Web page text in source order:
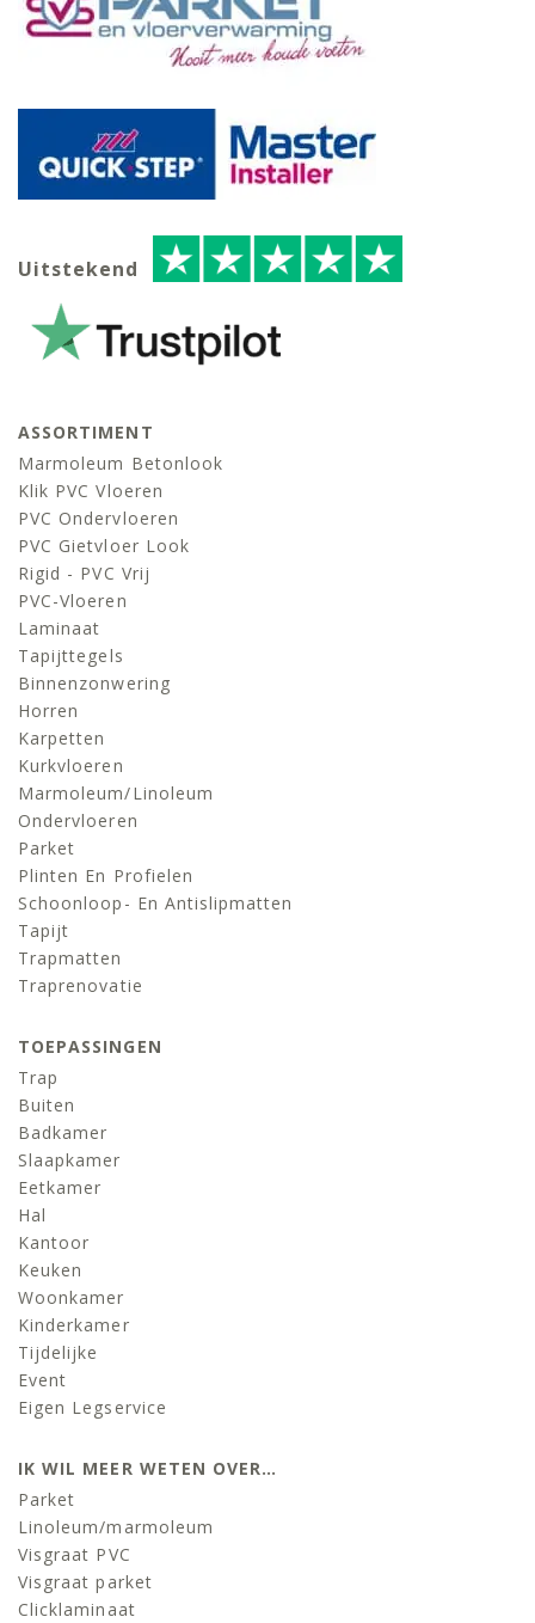
Uitstekend
ASSORTIMENT
Marmoleum Betonlook
Klik PVC Vloeren
PVC Ondervloeren
PVC Gietvloer Look
Rigid - PVC Vrij
PVC-Vloeren
Laminaat
Tapijttegels
Binnenzonwering
Horren
Karpetten
Kurkvloeren
Marmoleum/linoleum
Ondervloeren
Parket
Plinten En Profielen
Schoonloop- En Antislipmatten
Tapijt
Trapmatten
Traprenovatie
TOEPASSINGEN
Trap
Buiten
Badkamer
Slaapkamer
Eetkamer
Hal
Kantoor
Keuken
Woonkamer
Kinderkamer
Tijdelijke
Event
Eigen Legservice
IK WIL MEER WETEN OVER…
Parket
Linoleum/marmoleum
Visgraat PVC
Visgraat parket
Clicklaminaat